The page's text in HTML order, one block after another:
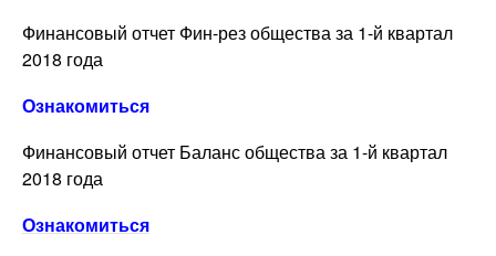
Финансовый отчет Фин-рез общества за 1-й квартал
2018 года
Ознакомиться
Финансовый отчет Баланс общества за 1-й квартал
2018 года
Ознакомиться